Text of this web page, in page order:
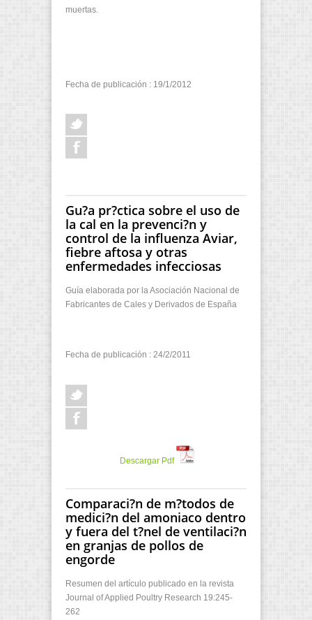
muertas.
Fecha de publicación : 19/1/2012
Gu?a pr?ctica sobre el uso de
la cal en la prevenci?n y
control de la influenza Aviar,
fiebre aftosa y otras
enfermedades infecciosas
Guía elaborada por la Asociación Nacional de
Fabricantes de Cales y Derivados de España
Fecha de publicación : 24/2/2011
Descargar Pdf
Comparaci?n de m?todos de
medici?n del amoniaco dentro
y fuera del t?nel de ventilaci?n
en granjas de pollos de
engorde
Resumen del artículo publicado en la revista
Journal of Applied Poultry Research 19:245-
262